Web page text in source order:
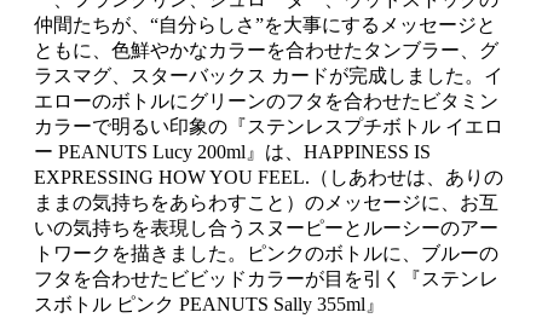
仲間たちが、“自分らしさ”を大事にするメッセージと
ともに、色鮮やかなカラーを合わせたタンブラー、グ
ラスマグ、スターバックス カードが完成しました。イ
エローのボトルにグリーンのフタを合わせたビタミン
カラーで明るい印象の『ステンレスプチボトル イエロ
ー PEANUTS Lucy 200ml』は、HAPPINESS IS
EXPRESSING HOW YOU FEEL.（しあわせは、ありの
ままの気持ちをあらわすこと）のメッセージに、お互
いの気持ちを表現し合うスヌーピーとルーシーのアー
トワークを描きました。ピンクのボトルに、ブルーの
フタを合わせたビビッドカラーが目を引く『ステンレ
スボトル ピンク PEANUTS Sally 355ml』